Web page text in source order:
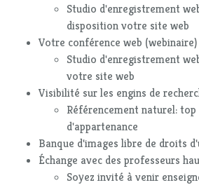
Studio d'enregistrement
disposition votre site web
Votre conférence web (webinaire)
Studio d'enregistrement
votre site web
Visibilité sur les engins de
Référencement naturel:
d'appartenance
Banque d'images libre de droits
Échange avec des professeurs
Soyez invité à venir